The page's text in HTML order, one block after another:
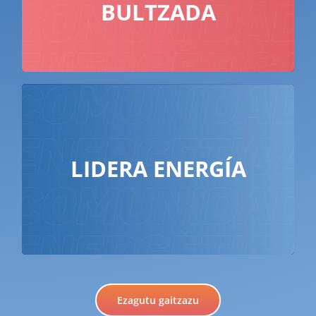
BULTZADA
ekonomia sustatzen den tokian
LIDERA ENERGÍA
#InvertimEnTu
Ezagutu gaitzazu